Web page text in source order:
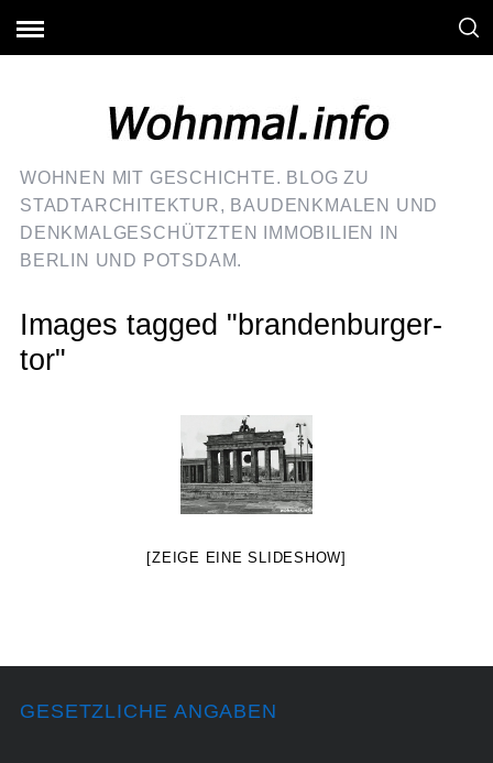
WOHNEN MIT GESCHICHTE. BLOG ZU
STADTARCHITEKTUR, BAUDENKMALEN UND
DENKMALGESCHÜTZTEN IMMOBILIEN IN
BERLIN UND POTSDAM.
Images tagged "brandenburger-
tor"
[ZEIGE EINE SLIDESHOW]
GESETZLICHE ANGABEN